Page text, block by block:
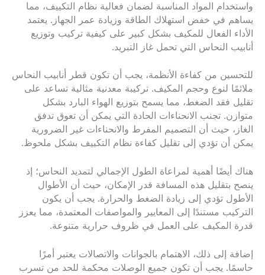
واستخدام المواد المناسبة لضمان فعالية نظام التكييف، مما
يساهم في خفض استهلاك الطاقة وزيادة عمر الجهاز. يعتمد
الأداء الفعال للمكيف بشكل كبير على كيفية تركيب وتوزيع
أنابيب النحاس التي تحمل غاز التبريد.
للتحسين من كفاءة الأنظمة، يجب أن تكون قطر أنابيب النحاس
ملائمًا لنوع وحجم المكيف. تركيبة معدنية مثالية تساعد على
تقليل فقد الضغط، مما يسمح بتوزيع الهواء البارد بشكل
متوازن. تجنب الانحناءات الحادة التي يمكن أن تعوق تدفق
الغاز، حيث أن التصميم المفرط والانحناءات غير الضرورية
يمكن أن تؤدي إلى تقليل كفاءة نظام التكييف بشكل ملحوظ.
هناك أيضًا أهمية لمراعاة الطول الإجمالي لتمديد النحاس؛ إذ
ينصح بتقليل هذه المسافة قدر الإمكان، حيث أن الأطوال
الأطول تؤدي إلى زيادة الضغط والحرارة. يجب أن يكون
التركيب مستندًا إلى المعايير والمواصفات المعتمدة، مما يعزز
قدرة المكيف على العمل في ظروف حرارية متنوعة.
إضافة إلى ذلك، الاهتمام بالجوانات والاتصالات يعتبر أمرًا
حاسمًا. يجب أن تكون جميع الوصلات محكمة للحد من تسرب